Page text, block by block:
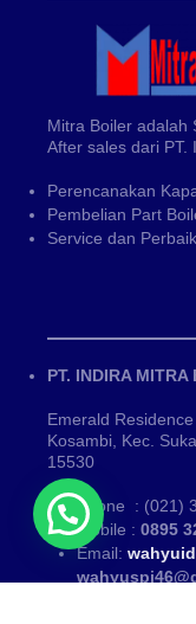
Mitra Boiler adalah
After sales dari PT.
Perencanakan
Pembelian Part
Service dan
PT. INDIRA MITRA
Emerald
Kosambi, Kec.
15530
Phone : (021)
Mobile : 0895
Email: